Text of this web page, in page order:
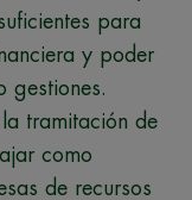
para
y poder
gestiones.
tramitación de
como
de recursos